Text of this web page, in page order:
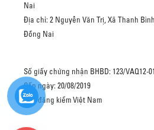
Nai
Địa chỉ: 2 Nguyễn Văn Trị, Xã Thanh
Đồng Nai
Số giấy chứng nhận BHBD: 123/VAQ12-
Cấp ngày: 20/08/2019
Cục đăng kiểm Việt Nam